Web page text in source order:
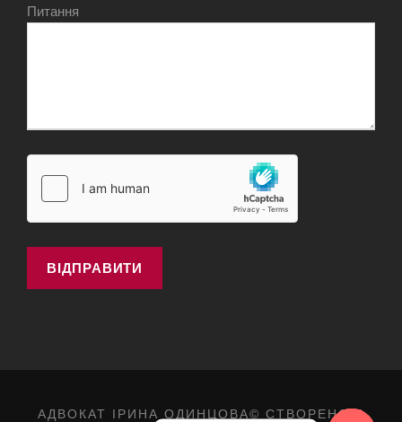
Питання
АДВОКАТ ІРИНА ОДИНЦОВА© СТВОРЕНО В